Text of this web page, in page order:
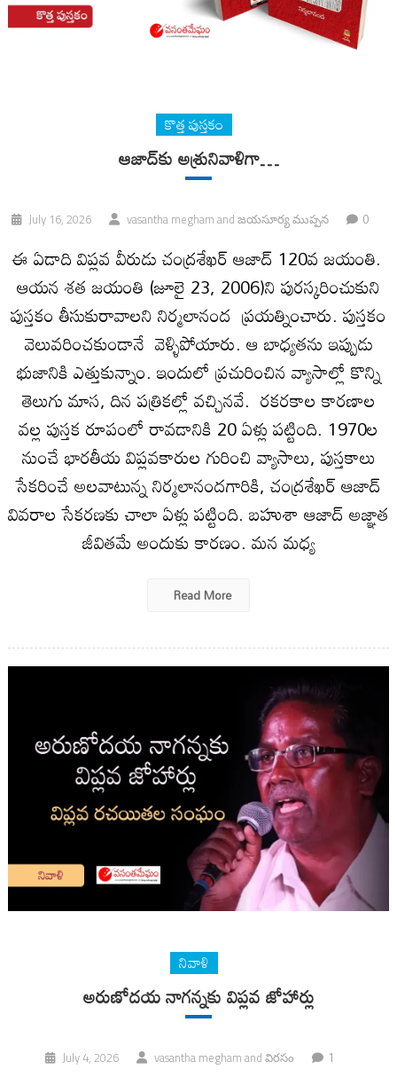
కొత్త పుస్తకం
ఆజాద్‍కు అశ్రునివాళిగా…
July 16, 2026 vasantha megham and జయసూర్య ముప్పన 0
ఈ ఏడాది విప్లవ వీరుడు చంద్రశేఖర్ ఆజాద్ 120వ జయంతి.
ఆయన శత జయంతి (జూలై 23, 2006)ని పురస్కరించుకుని
పుస్తకం తీసుకురావాలని నిర్మలానంద ప్రయత్నించారు. పుస్తకం
వెలువరించకుండానే వెళ్ళిపోయారు. ఆ బాధ్యతను ఇప్పుడు
భుజానికి ఎత్తుకున్నాం. ఇందులో ప్రచురించిన వ్యాసాల్లో కొన్ని
తెలుగు మాస, దిన పత్రికల్లో వచ్చినవే. రకరకాల కారణాల
వల్ల పుస్తక రూపంలో రావడానికి 20 ఏళ్లు పట్టింది. 1970ల
నుంచే భారతీయ విప్లవకారుల గురించి వ్యాసాలు, పుస్తకాలు
సేకరించే అలవాటున్న నిర్మలానందగారికి, చంద్రశేఖర్ ఆజాద్
వివరాల సేకరణకు చాలా ఏళ్లు పట్టింది. బహుశా ఆజాద్ అజ్ఞాత
జీవితమే అందుకు కారణం. మన మధ్య
Read More
నివాళి
అరుణోదయ నాగన్నకు విప్లవ జోహార్లు
July 4, 2026 vasantha megham and విరసం 1